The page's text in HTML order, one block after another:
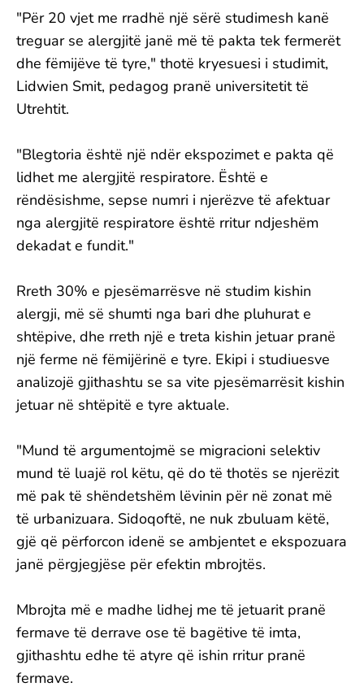
"Për 20 vjet me rradhë një sërë studimesh kanë
treguar se alergjitë janë më të pakta tek fermerët
dhe fëmijëve të tyre," thotë kryesuesi i studimit,
Lidwien Smit, pedagog pranë universitetit të
Utrehtit.
"Blegtoria është një ndër ekspozimet e pakta që
lidhet me alergjitë respiratore. Është e
rëndësishme, sepse numri i njerëzve të afektuar
nga alergjitë respiratore është rritur ndjeshëm
dekadat e fundit."
Rreth 30% e pjesëmarrësve në studim kishin
alergji, më së shumti nga bari dhe pluhurat e
shtëpive, dhe rreth një e treta kishin jetuar pranë
një ferme në fëmijërinë e tyre. Ekipi i studiuesve
analizojë gjithashtu se sa vite pjesëmarrësit kishin
jetuar në shtëpitë e tyre aktuale.
"Mund të argumentojmë se migracioni selektiv
mund të luajë rol këtu, që do të thotës se njerëzit
më pak të shëndetshëm lëvinin për në zonat më
të urbanizuara. Sidoqoftë, ne nuk zbuluam këtë,
gjë që përforcon idenë se ambjentet e ekspozuara
janë përgjegjëse për efektin mbrojtës.
Mbrojta më e madhe lidhej me të jetuarit pranë
fermave të derrave ose të bagëtive të imta,
gjithashtu edhe të atyre që ishin rritur pranë
fermave.